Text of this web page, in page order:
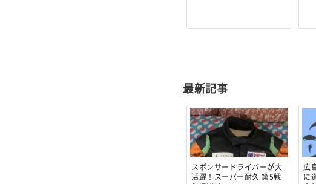
最新記事
スポンサードライバーが大
活躍！スーパー耐久 第5戦
広
に